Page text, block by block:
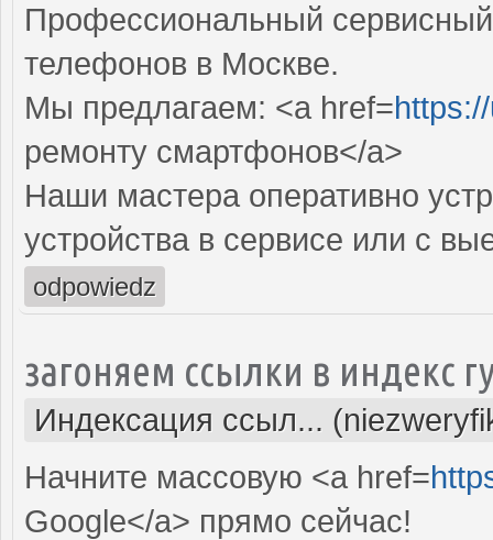
Профессиональный
телефонов в Москве.
Мы предлагаем: <a href=
ремонту смартфонов</a>
Наши мастера оперативно
устройства в сервисе или с
odpowiedz
загоняем ссылки в индекс
Индексация ссыл...
Начните массовую <a href=
Google</a> прямо cейчас!